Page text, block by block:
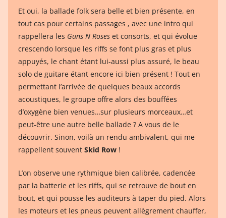
Et oui, la ballade folk sera belle et bien présente, en
tout cas pour certains passages , avec une intro qui
rappellera les Guns N Roses et consorts, et qui évolue
crescendo lorsque les riffs se font plus gras et plus
appuyés, le chant étant lui-aussi plus assuré, le beau
solo de guitare étant encore ici bien présent ! Tout en
permettant l’arrivée de quelques beaux accords
acoustiques, le groupe offre alors des bouffées
d’oxygène bien venues…sur plusieurs morceaux…et
peut-être une autre belle ballade ? A vous de le
découvrir. Sinon, voilà un rendu ambivalent, qui me
rappellent souvent Skid Row !
L’on observe une rythmique bien calibrée, cadencée
par la batterie et les riffs, qui se retrouve de bout en
bout, et qui pousse les auditeurs à taper du pied. Alors
les moteurs et les pneus peuvent allègrement chauffer,